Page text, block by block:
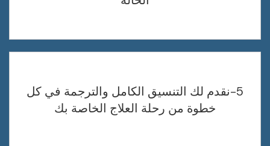
5-نقدم لك التنسيق الكامل والترجمة في كل
خطوة من رحلة العلاج الخاصة بك